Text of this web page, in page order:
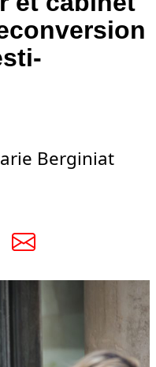
Berginiat